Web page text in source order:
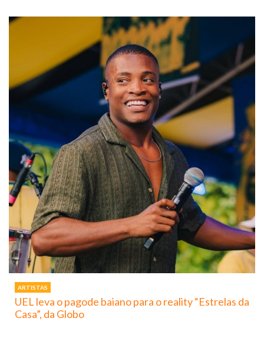
ARTISTAS
UEL leva o pagode baiano para o reality “Estrelas da
Casa”, da Globo